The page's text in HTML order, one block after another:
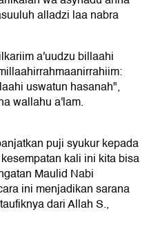
alladzi laa nabra
a'uudzu billaahi
uswatun hasanah",
wallahu a'lam.
puji syukur kepada
kali ini kita bisa
Maulid Nabi
ini menjadikan sarana
dari Allah S.,